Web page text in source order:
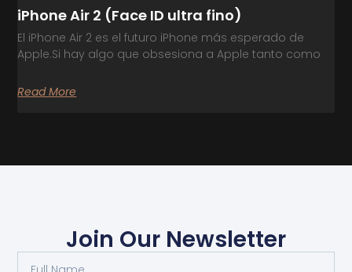
iPhone Air 2 (Face ID ultra fino)
El iPhone Air 2 es el futuro iPhone más esperado de
Apple.Si hay algo que obsesiona a Apple tanto como
Read More
Join Our Newsletter